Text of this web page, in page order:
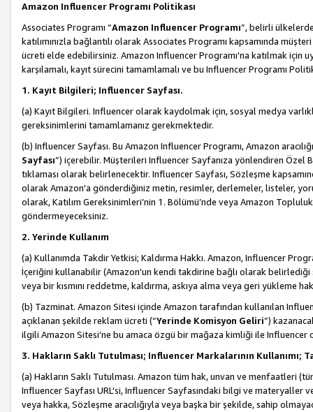
Amazon Influencer Programı Politikası
Associates Programı “Amazon Influencer Programı”, belirli
katılımınızla bağlantılı olarak Associates Programı kapsamında
ücreti elde edebilirsiniz. Amazon Influencer Programı'na katılmak için
karşılamalı, kayıt sürecini tamamlamalı ve bu Influencer Programı
1. Kayıt Bilgileri; Influencer Sayfası.
(a) Kayıt Bilgileri. Influencer olarak kaydolmak için, sosyal medya
gereksinimlerini tamamlamanız gerekmektedir.
(b) Influencer Sayfası. Bu Amazon Influencer Programı, Amazon
Sayfası”) içerebilir. Müşterileri Influencer Sayfanıza yönlendiren Özel
tıklaması olarak belirlenecektir. Influencer Sayfası, Sözleşme
olarak Amazon'a gönderdiğiniz metin, resimler, derlemeler, listeler,
olarak, Katılım Gereksinimleri’nin 1. Bölümü’nde veya Amazon
göndermeyeceksiniz.
2. Yerinde Kullanım
(a) Kullanımda Takdir Yetkisi; Kaldırma Hakkı. Amazon, Influencer
İçeriğini kullanabilir (Amazon'un kendi takdirine bağlı olarak belirlediği
veya bir kısmını reddetme, kaldırma, askıya alma veya geri yükleme
(b) Tazminat. Amazon Sitesi içinde Amazon tarafından kullanılan
açıklanan şekilde reklam ücreti (“Yerinde Komisyon Geliri”)
ilgili Amazon Sitesi’ne bu amaca özgü bir mağaza kimliği ile Influencer
3. Hakların Saklı Tutulması; Influencer Markalarının Kullanımı;
(a) Hakların Saklı Tutulması. Amazon tüm hak, unvan ve menfaatleri
Influencer Sayfası URL'si, Influencer Sayfasındaki bilgi ve materyaller
veya hakka, Sözleşme aracılığıyla veya başka bir şekilde, sahip